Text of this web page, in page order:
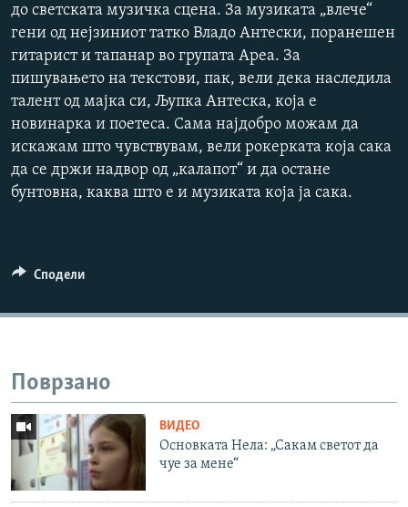
Auto 240p 360p 480p
720p 1080p
720p
до светската музичка сцена. За музиката „влече“
гени од нејзиниот татко Владо Антески, поранешен
гитарист и тапанар во групата Ареа. За
пишувањето на текстови, пак, вели дека наследила
талент од мајка си, Љупка Антеска, која е
новинарка и поетеса. Сама најдобро можам да
искажам што чувствувам, вели рокерката која сака
да се држи надвор од „калапот“ и да остане
бунтовна, каква што е и музиката која ја сака.
Сподели
Поврзано
ВИДЕО
Основката Нела: „Сакам светот да
чуе за мене“